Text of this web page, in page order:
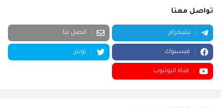
تواصل معنا
تيليجرام اتصل بنا
فيسبوك تويتر
قناة اليوتيوب